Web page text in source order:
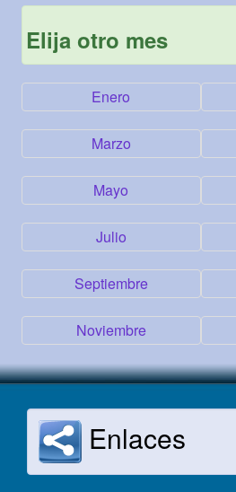
Elija otro mes
Enero
Marzo
Mayo
Julio
Septiembre
Noviembre
Enlaces